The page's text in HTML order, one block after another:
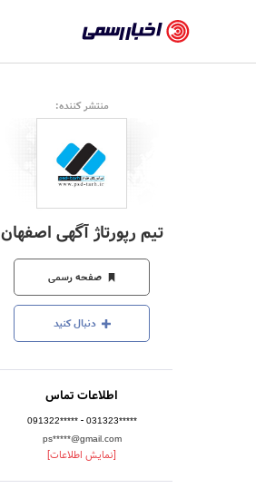
رسمی
-
اخبار
تایید
شده
شرکت‌ها،
سازمان‌ها
و
روابط
عمومی‌ها
منتشر کننده:
تیم رپورتاژ آگهی اصفهان
صفحه رسمی
دنبال کنید
اطلاعات تماس
091322***** - 031323*****
ps*****@gmail.com
[نمایش اطلاعات]